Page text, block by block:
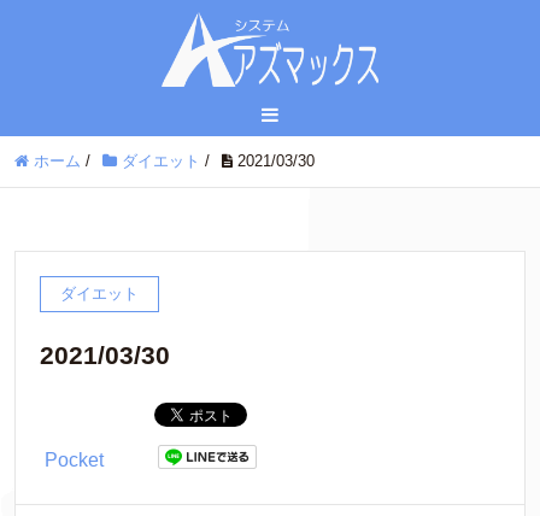
ホーム / ダイエット / 2021/03/30
ダイエット
2021/03/30
Pocket